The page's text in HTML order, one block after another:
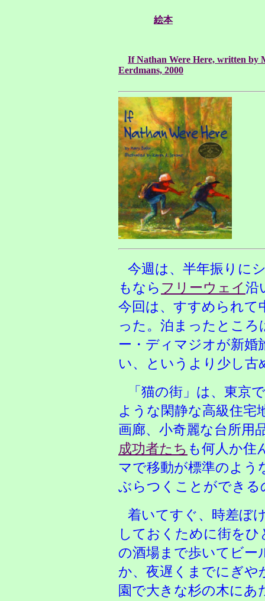
絵本
If Nathan Were Here, written by
Eerdmans, 2000
今週は、半年振りに
もなら フリーウェイ沿
今回は、すすめられて
った。泊まったとこ
ー・ディマジオが新婚
い、というより少し古
「猫の街」 は、東京
ような閑静な高級住宅
画廊、小奇麗な台所用
成功者たち も何人か住
マで移動が標準のよう
ぶらつくことができ
着いてすぐ、時差ぼ
しておくために街を
の酒場まで歩いてビー
か、夜遅くまでにぎや
園で大きな杉の木にあ